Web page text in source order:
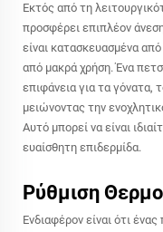
Εκτός από τη
προσφέρει επιπλέον
είναι κατασκευασμένα
από μακρά χρήση. Ένα
επιφάνεια για τα γόνατα,
μειώνοντας την
Αυτό μπορεί να είναι
ευαίσθητη επιδερμίδα.
Ρύθμιση
Ενδιαφέρον είναι ότι